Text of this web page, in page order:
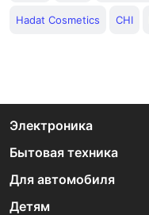
Hadat Cosmetics CHI
Электроника
Бытовая техника
Для автомобиля
Детям